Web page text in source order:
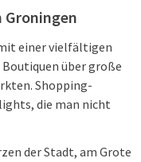
Groningen
einer vielfältigen
über große
Shopping-
die man nicht
der Stadt, am Grote